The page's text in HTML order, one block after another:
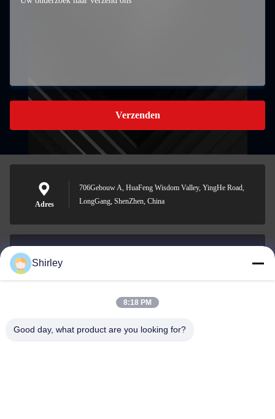
Verzenden
Adres
706Gebouw A, HuaFeng Wisdom Valley, YingHe Road,
LongGang, ShenZhen, China
0086-18148506772
Shirley
8:18 PM
Good day, what product are you looking for?